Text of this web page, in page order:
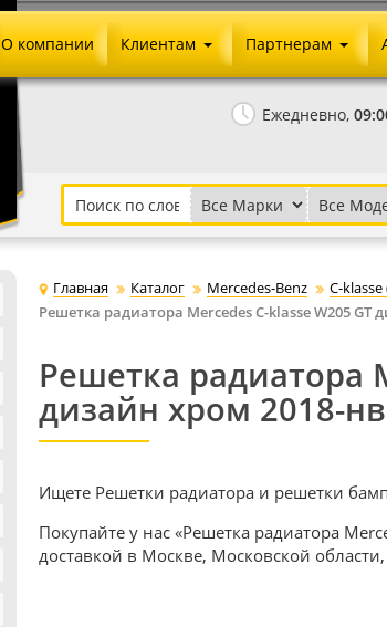
Ежедневно,
О компании Клиентам
Как сделать заказ
Установка на авто
Письмо директору
Партнерам
Агентское
Скачать прайс
Главная Каталог Mercedes-Benz C-klasse
Решетка радиатора Mercedes C-klasse W205 GT
Решетка радиатора
дизайн хром 2018-
Ищете Решетки радиатора и решетки
Покупайте у нас «Решетка радиатора
доставкой в Москве, Московской